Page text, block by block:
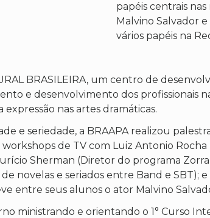
papéis centrais
Malvino Salvador
vários papéis na
BRASILEIRA, um centro de
e desenvolvimento dos profissionais
nas artes dramáticas.
e seriedade, a BRAAPA realizou
de TV com Luiz Antonio
Sherman (Diretor do programa
novelas e seriados entre Band e SBT);
entre seus alunos o ator Malvino
ministrando e orientando o 1° Curso